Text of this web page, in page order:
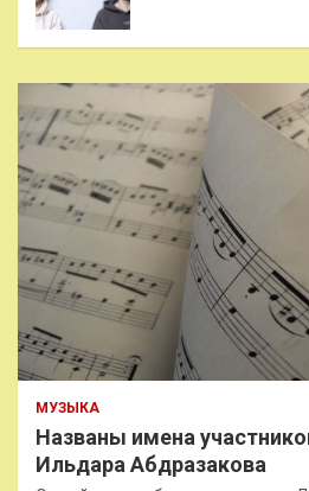
МУЗЫКА
Названы имена
Ильдара Абдразакова